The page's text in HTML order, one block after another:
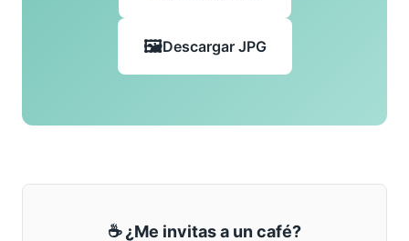
Descargar JPG
☕ ¿Me invitas a un café?